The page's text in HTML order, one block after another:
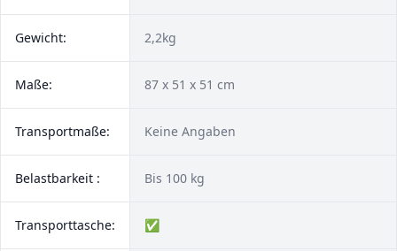
Gewicht: 2,2kg
Maße: 87 x 51 x 51 cm
Transportmaße: Keine Angaben
Belastbarkeit : Bis 100 kg
Transporttasche: ✅